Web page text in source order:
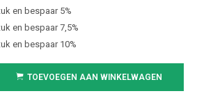
en bespaar 5%
en bespaar 7,5%
en bespaar 10%
TOEVOEGEN AAN WINKELWAGEN